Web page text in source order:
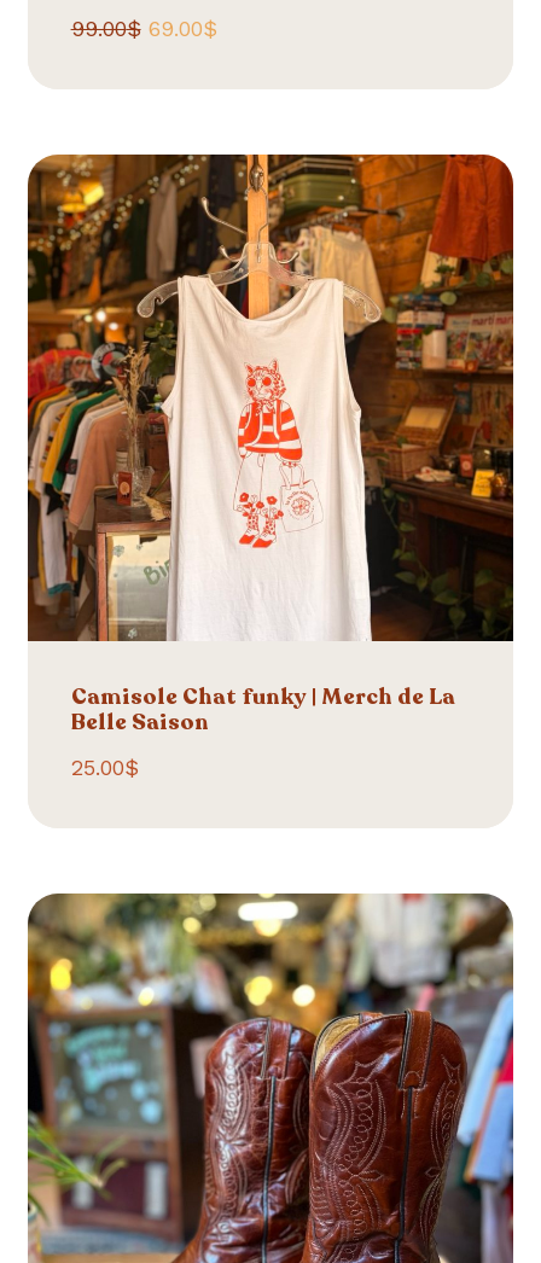
99.00$ Le
initial
99.00$.
69.00$Le
actuel
69.00$.
Camisole Chat funky | Merch de La
Belle Saison
25.00$